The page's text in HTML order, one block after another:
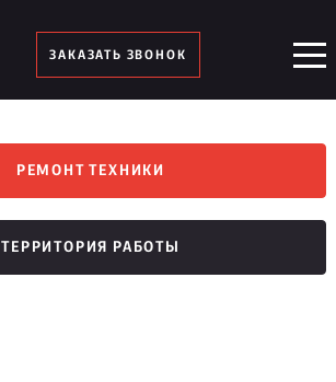
ЗАКАЗАТЬ ЗВОНОК
РЕМОНТ ТЕХНИКИ
ТЕРРИТОРИЯ РАБОТЫ